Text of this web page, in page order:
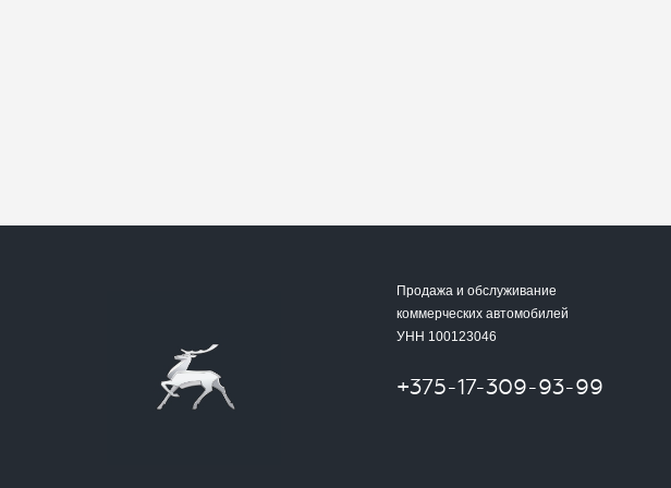
Продажа и обслуживание
коммерческих автомобилей
УНН 100123046
+375-17-309-93-99